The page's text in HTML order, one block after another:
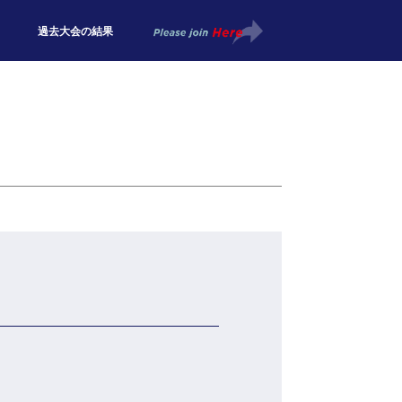
過去大会の結果